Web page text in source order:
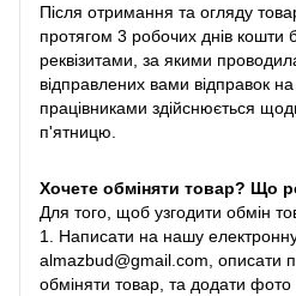
Після отримання та огляду
протягом 3 робочих днів кошти
реквізитами, за якими
відправлених вами відправок
працівниками здійснюється
п'ятницю.
Хочете обміняти товар? Що
Для того, щоб узгодити обмін
1. Написати на нашу
almazbud@gmail.com, описати
обміняти товар, та додати фото